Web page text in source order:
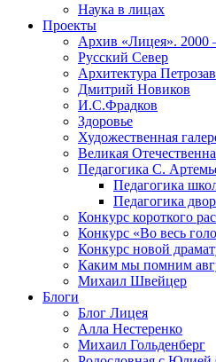
Наука в лицах
Проекты
Архив «Лицея». 2000
Русский Север
Архитектура
Дмитрий Новиков
И.С.Фрадков
Здоровье
Художественная
Великая
Педагогика С.
Педагогика
Педагогика
Конкурс короткого
Конкурс «Во весь
Конкурс новой
Каким мы помним
Михаил Швейцер
Блоги
Блог Лицея
Алла Нестеренко
Михаил Гольденберг